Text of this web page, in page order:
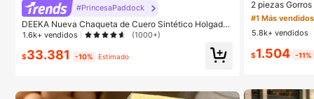
#PrincesaPaddock
DEEKA Nueva Chaqueta de Cuero Sintético Holgada
y Oversized para Mujer, Estilo Europeo & Americano,
ño
1.6k+ vendidos (1000+)
$33.381 -10% Estimado
2 piezas
color, gorros
os y cómodos
bello, ducha,
#1 Más vendidos
5.8k+ vendidos
$1.504 -11%